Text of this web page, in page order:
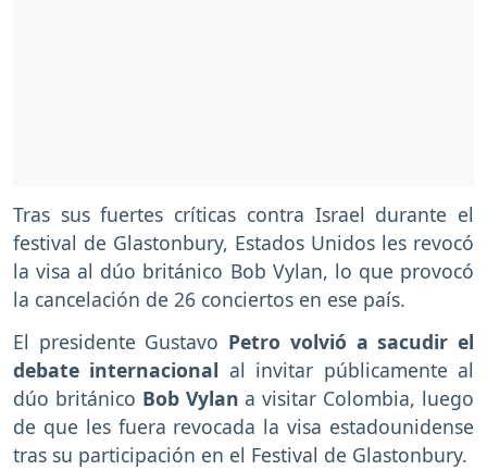
Tras sus fuertes críticas contra Israel durante el
festival de Glastonbury, Estados Unidos les revocó
la visa al dúo británico Bob Vylan, lo que provocó
la cancelación de 26 conciertos en ese país.
El presidente Gustavo Petro volvió a sacudir el
debate internacional al invitar públicamente al
dúo británico Bob Vylan a visitar Colombia, luego
de que les fuera revocada la visa estadounidense
tras su participación en el Festival de Glastonbury.